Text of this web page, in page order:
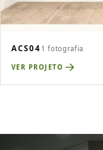
ACS04 1 fotografia
VER PROJETO